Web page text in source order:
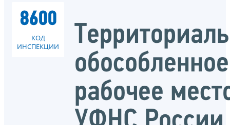
8600
КОД
ИНСПЕКЦИИ
обособленное
рабочее